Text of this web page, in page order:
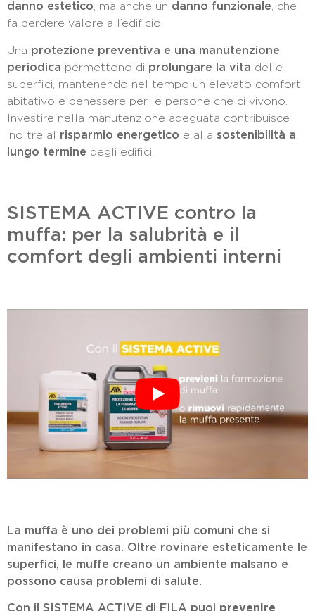
danno estetico , ma anche un danno funzionale , che
fa perdere valore all’edificio.
Una protezione preventiva e una manutenzione
periodica permettono di prolungare la vita delle
superfici, mantenendo nel tempo un elevato comfort
abitativo e benessere per le persone che ci vivono.
Investire nella manutenzione adeguata contribuisce
inoltre al risparmio energetico e alla sostenibilità a
lungo termine degli edifici.
SISTEMA ACTIVE contro la
muffa: per la salubrità e il
comfort degli ambienti interni
La muffa è uno dei problemi più comuni che si
manifestano in casa. Oltre rovinare esteticamente le
superfici, le muffe creano un ambiente malsano e
possono causa problemi di salute.
Con il SISTEMA ACTIVE di FILA puoi prevenire